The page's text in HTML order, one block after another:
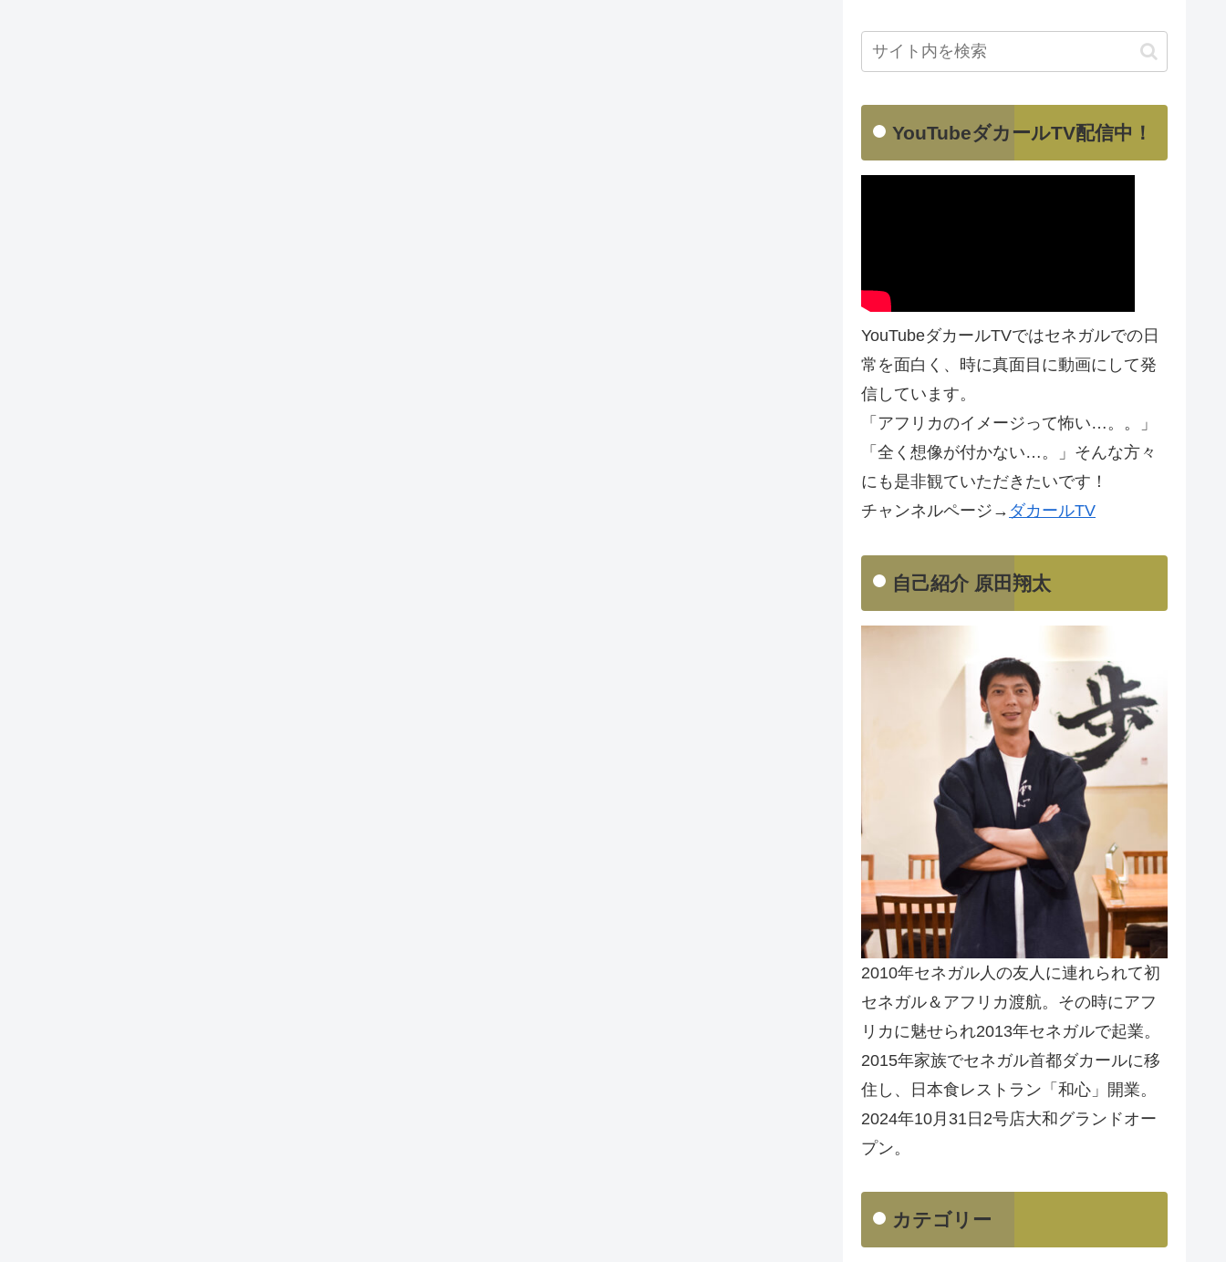
YouTubeダカールTV配信中！
YouTubeダカールTVではセネガルでの日
常を面白く、時に真面目に動画にして発
信しています。
「アフリカのイメージって怖い…。。」
「全く想像が付かない…。」そんな方々
にも是非観ていただきたいです！
チャンネルページ→ ダカールTV
自己紹介 原田翔太
2010年セネガル人の友人に連れられて初
セネガル＆アフリカ渡航。その時にアフ
リカに魅せられ2013年セネガルで起業。
2015年家族でセネガル首都ダカールに移
住し、日本食レストラン「和心」開業。
2024年10月31日2号店大和グランドオー
プン。
カテゴリー